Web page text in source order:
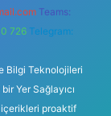
Teams:
726 Telegram:
Bilgi Teknolojileri
Yer Sağlayıcı
proaktif